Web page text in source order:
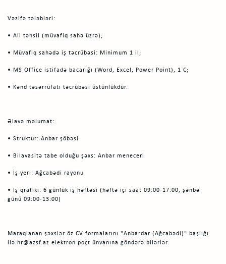
Vəzifə tələbləri:
• Ali təhsil (müvafiq sahə üzrə);
• Müvafiq sahədə iş təcrübəsi: Minimum 1 il;
• MS Office istifadə bacarığı (Word, Excel, Power Point), 1 C;
• Kənd təsərrüfatı təcrübəsi üstünlükdür.
Əlavə məlumat:
• Struktur: Anbar şöbəsi
• Bilavasitə tabe olduğu şəxs: Anbar meneceri
• İş yeri: Ağcabədi rayonu
• İş qrafiki: 6 günlük iş həftəsi (həftə içi saat 09:00-17:00, şənbə
günü 09:00-13:00)
Maraqlanan şəxslər öz CV formalarını "Anbardar (Ağcabədi)" başlığı
ilə hr@azsf.az elektron poçt ünvanına göndərə bilərlər.